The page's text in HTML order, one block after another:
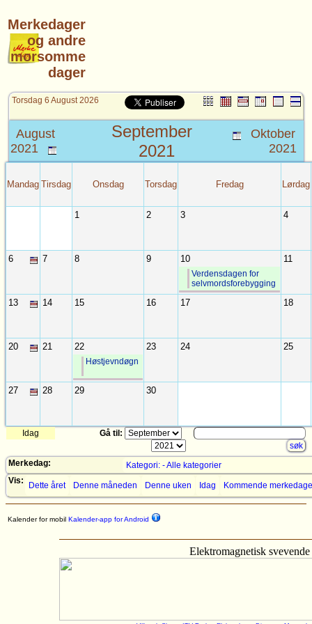
Merkedager
og andre
morsomme
dager
Torsdag 6 August 2026
August
2021
September
2021
Oktober
2021
Mandag Tirsdag Onsdag Torsdag Fredag Lørdag
1 2 3 4
6 7 8 9 10
Verdensdagen for
selvmordsforebygging
11
13 14 15 16 17 18
20 21 22
Høstjevndøgn
23 24 25
27 28 29 30
Idag Gå til:
Merkedag:
Kategori: - Alle kategorier
Vis:
Dette året Denne måneden Denne uken Idag Kommende
Kalender for mobil Kalender-app for Android
Elektromagnetisk